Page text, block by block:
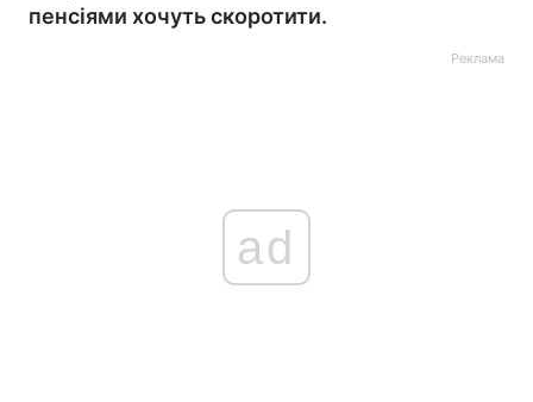
пенсіями хочуть скоротити.
Реклама
ad